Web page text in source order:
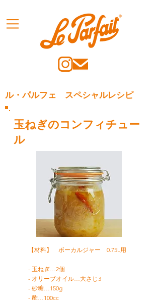
ル・パルフェ スペシャルレシピ
玉ねぎのコンフィチュー
ル
【材料】 ボーカルジャー 0.75L用
- 玉ねぎ…2個
- オリーブオイル…大さじ3
- 砂糖…150g
- 酢…100cc